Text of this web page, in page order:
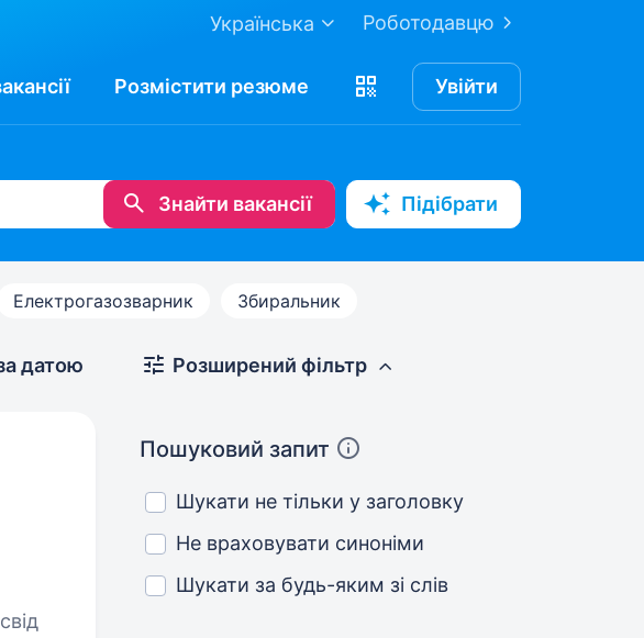
Роботодавцю
Українська
Розмістити резюме Увійти
Знайти вакансії Підібрати
Електрогазозварник Збиральник
датою Розширений фільтр
Пошуковий запит
Шукати не тільки у заголовку
Не враховувати синоніми
Шукати за будь-яким зі слів